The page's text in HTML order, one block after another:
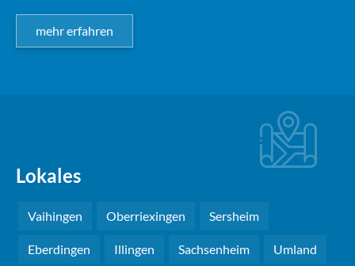
mehr erfahren
Lokales
Vaihingen Oberriexingen Sersheim
Eberdingen Illingen Sachsenheim Umland